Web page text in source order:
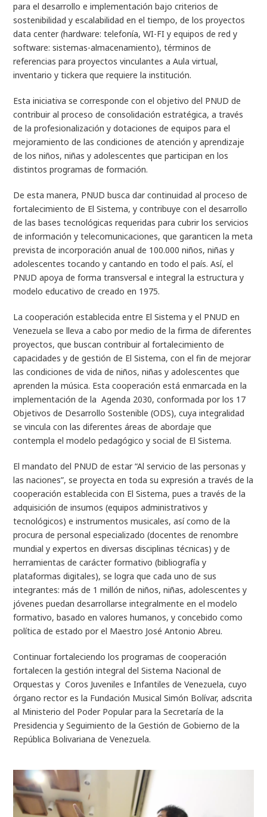
para el desarrollo e implementación bajo criterios de
sostenibilidad y escalabilidad en el tiempo, de los proyectos
data center (hardware: telefonía, WI-FI y equipos de red y
software: sistemas-almacenamiento), términos de
referencias para proyectos vinculantes a Aula virtual,
inventario y tickera que requiere la institución.
Esta iniciativa se corresponde con el objetivo del PNUD de
contribuir al proceso de consolidación estratégica, a través
de la profesionalización y dotaciones de equipos para el
mejoramiento de las condiciones de atención y aprendizaje
de los niños, niñas y adolescentes que participan en los
distintos programas de formación.
De esta manera, PNUD busca dar continuidad al proceso de
fortalecimiento de El Sistema, y contribuye con el desarrollo
de las bases tecnológicas requeridas para cubrir los servicios
de información y telecomunicaciones, que garanticen la meta
prevista de incorporación anual de 100.000 niños, niñas y
adolescentes tocando y cantando en todo el país. Así, el
PNUD apoya de forma transversal e integral la estructura y
modelo educativo de creado en 1975.
La cooperación establecida entre El Sistema y el PNUD en
Venezuela se lleva a cabo por medio de la firma de diferentes
proyectos, que buscan contribuir al fortalecimiento de
capacidades y de gestión de El Sistema, con el fin de mejorar
las condiciones de vida de niños, niñas y adolescentes que
aprenden la música. Esta cooperación está enmarcada en la
implementación de la Agenda 2030, conformada por los 17
Objetivos de Desarrollo Sostenible (ODS), cuya integralidad
se vincula con las diferentes áreas de abordaje que
contempla el modelo pedagógico y social de El Sistema.
El mandato del PNUD de estar “Al servicio de las personas y
las naciones”, se proyecta en toda su expresión a través de la
cooperación establecida con El Sistema, pues a través de la
adquisición de insumos (equipos administrativos y
tecnológicos) e instrumentos musicales, así como de la
procura de personal especializado (docentes de renombre
mundial y expertos en diversas disciplinas técnicas) y de
herramientas de carácter formativo (bibliografía y
plataformas digitales), se logra que cada uno de sus
integrantes: más de 1 millón de niños, niñas, adolescentes y
jóvenes puedan desarrollarse integralmente en el modelo
formativo, basado en valores humanos, y concebido como
política de estado por el Maestro José Antonio Abreu.
Continuar fortaleciendo los programas de cooperación
fortalecen la gestión integral del Sistema Nacional de
Orquestas y Coros Juveniles e Infantiles de Venezuela, cuyo
órgano rector es la Fundación Musical Simón Bolívar, adscrita
al Ministerio del Poder Popular para la Secretaría de la
Presidencia y Seguimiento de la Gestión de Gobierno de la
República Bolivariana de Venezuela.